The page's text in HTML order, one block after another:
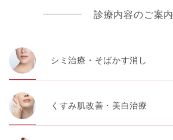
診療内容のご案内
シミ治療・そばかす消し
くすみ肌改善・美白治療